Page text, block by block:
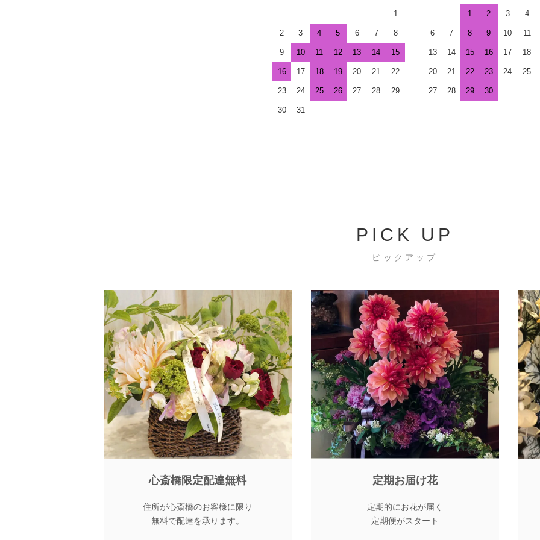
1
2 3 4 5 6 7 8
9 10 11 12 13 14 15
16 17 18 19 20 21 22
23 24 25 26 27 28 29
30 31
1 2 3 4
6 7 8 9 10 11
13 14 15 16 17 18
20 21 22 23 24 25
27 28 29 30
PICK UP
ピックアップ
心斎橋限定配達無料
住所が心斎橋のお客様に限り
無料で配達を承ります。
定期お届け花
定期的にお花が届く
定期便がスタート